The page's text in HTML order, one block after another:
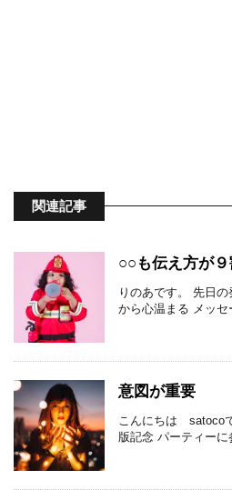
関連記事
○○も伝え方が９
りのあです。 先日
から心温まる メッ
意図が重要
こんにちは
版記念 パーティー